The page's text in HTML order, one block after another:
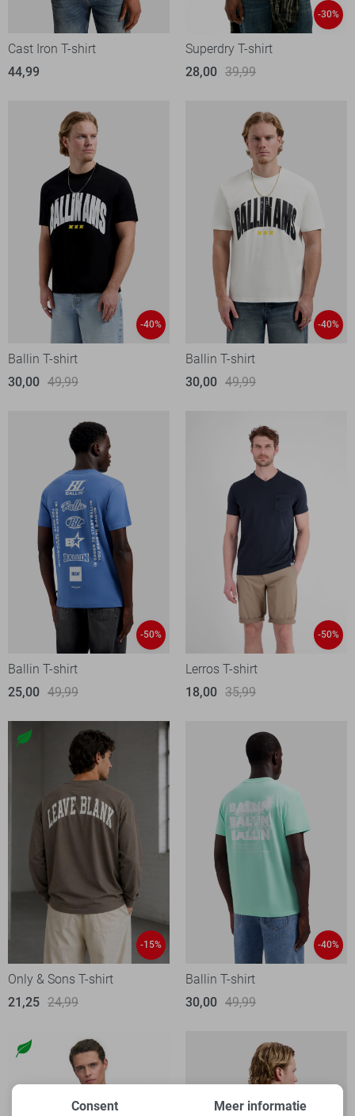
Cast Iron T-shirt
44,99
-30%
Superdry T-shirt
28,00 39,99
-40%
Ballin T-shirt
30,00 49,99
-40%
Ballin T-shirt
30,00 49,99
-50%
Ballin T-shirt
25,00 49,99
-50%
Lerros T-shirt
18,00 35,99
-15%
Only & Sons T-shirt
21,25 24,99
-40%
Ballin T-shirt
30,00 49,99
Consent Meer informatie